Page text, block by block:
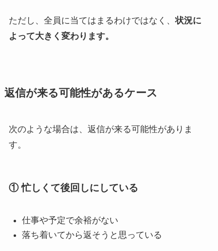
ただし、全員に当てはまるわけではなく、状況に
よって大きく変わります。
返信が来る可能性があるケース
次のような場合は、返信が来る可能性がありま
す。
① 忙しくて後回しにしている
仕事や予定で余裕がない
落ち着いてから返そうと思っている